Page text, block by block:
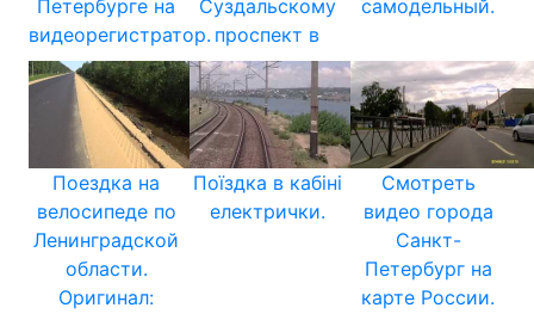
Петербурге на
видеорегистратор.
Суздальскому
проспект в
самодельный.
Поездка на
велосипеде по
Ленинградской
области.
Оригинал:
Поїздка в кабіні
електрички.
Смотреть
видео города
Санкт-
Петербург на
карте России.